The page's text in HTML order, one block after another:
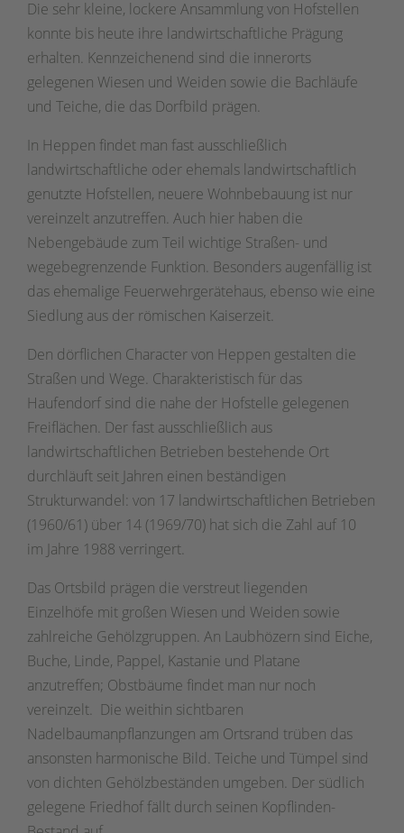
Die sehr kleine, lockere Ansammlung von Hofstellen
konnte bis heute ihre landwirtschaftliche Prägung
erhalten. Kennzeichenend sind die innerorts
gelegenen Wiesen und Weiden sowie die Bachläufe
und Teiche, die das Dorfbild prägen.
In Heppen findet man fast ausschließlich
landwirtschaftliche oder ehemals landwirtschaftlich
genutzte Hofstellen, neuere Wohnbebauung ist nur
vereinzelt anzutreffen. Auch hier haben die
Nebengebäude zum Teil wichtige Straßen- und
wegebegrenzende Funktion. Besonders augenfällig ist
das ehemalige Feuerwehrgerätehaus, ebenso wie eine
Siedlung aus der römischen Kaiserzeit.
Den dörflichen Character von Heppen gestalten die
Straßen und Wege. Charakteristisch für das
Haufendorf sind die nahe der Hofstelle gelegenen
Freiflächen. Der fast ausschließlich aus
landwirtschaftlichen Betrieben bestehende Ort
durchläuft seit Jahren einen beständigen
Strukturwandel: von 17 landwirtschaftlichen Betrieben
(1960/61) über 14 (1969/70) hat sich die Zahl auf 10
im Jahre 1988 verringert.
Das Ortsbild prägen die verstreut liegenden
Einzelhöfe mit großen Wiesen und Weiden sowie
zahlreiche Gehölzgruppen. An Laubhözern sind Eiche,
Buche, Linde, Pappel, Kastanie und Platane
anzutreffen; Obstbäume findet man nur noch
vereinzelt. Die weithin sichtbaren
Nadelbaumanpflanzungen am Ortsrand trüben das
ansonsten harmonische Bild. Teiche und Tümpel sind
von dichten Gehölzbeständen umgeben. Der südlich
gelegene Friedhof fällt durch seinen Kopflinden-